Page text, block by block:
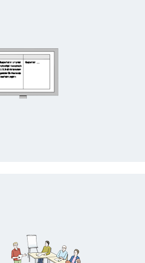
dabei Daten.
anzeigen